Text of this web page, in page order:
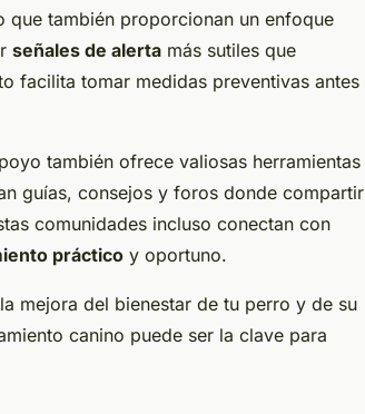
que también proporcionan un enfoque
señales de alerta más sutiles que
facilita tomar medidas preventivas antes
también ofrece valiosas herramientas
guías, consejos y foros donde compartir
comunidades incluso conectan con
práctico y oportuno.
mejora del bienestar de tu perro y de su
canino puede ser la clave para